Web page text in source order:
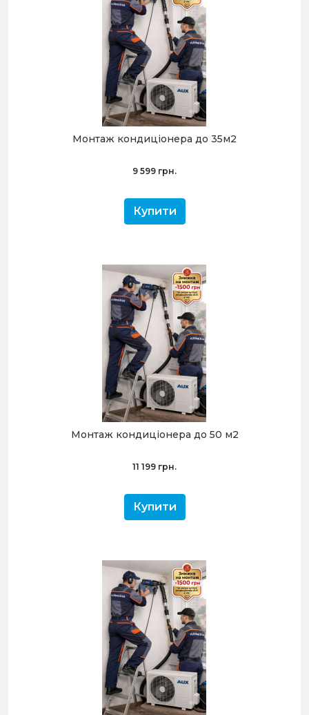
Монтаж кондиціонера до 35м2
9 599 грн.
Купити
Монтаж кондиціонера до 50 м2
11 199 грн.
Купити